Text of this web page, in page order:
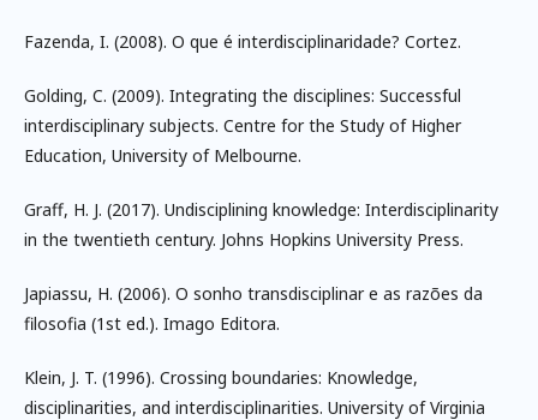
Fazenda, I. (2008). O que é interdisciplinaridade? Cortez.
Golding, C. (2009). Integrating the disciplines: Successful
interdisciplinary subjects. Centre for the Study of Higher
Education, University of Melbourne.
Graff, H. J. (2017). Undisciplining knowledge: Interdisciplinarity
in the twentieth century. Johns Hopkins University Press.
Japiassu, H. (2006). O sonho transdisciplinar e as razões da
filosofia (1st ed.). Imago Editora.
Klein, J. T. (1996). Crossing boundaries: Knowledge,
disciplinarities, and interdisciplinarities. University of Virginia